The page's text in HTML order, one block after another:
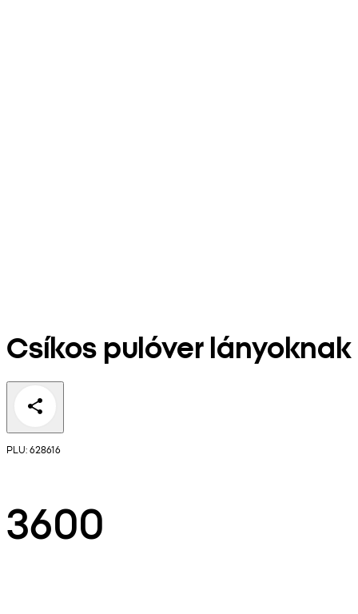
Csíkos pulóver lányoknak
PLU: 628616
3600